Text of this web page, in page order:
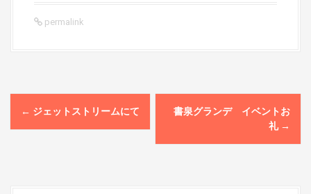
permalink
P
o
← ジェットストリームにて
書泉グランデ イベントお
礼 →